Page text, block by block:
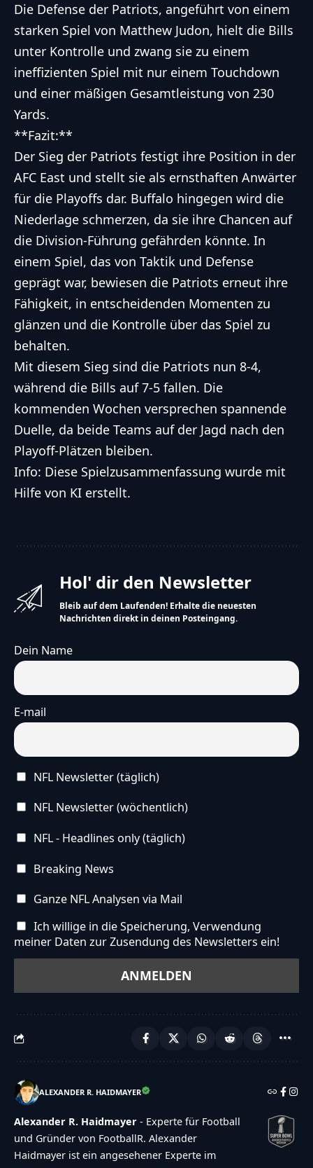
Die Defense der Patriots, angeführt von einem
starken Spiel von Matthew Judon, hielt die Bills
unter Kontrolle und zwang sie zu einem
ineffizienten Spiel mit nur einem Touchdown
und einer mäßigen Gesamtleistung von 230
Yards.
**Fazit:**
Der Sieg der Patriots festigt ihre Position in der
AFC East und stellt sie als ernsthaften Anwärter
für die Playoffs dar. Buffalo hingegen wird die
Niederlage schmerzen, da sie ihre Chancen auf
die Division-Führung gefährden könnte. In
einem Spiel, das von Taktik und Defense
geprägt war, bewiesen die Patriots erneut ihre
Fähigkeit, in entscheidenden Momenten zu
glänzen und die Kontrolle über das Spiel zu
behalten.
Mit diesem Sieg sind die Patriots nun 8-4,
während die Bills auf 7-5 fallen. Die
kommenden Wochen versprechen spannende
Duelle, da beide Teams auf der Jagd nach den
Playoff-Plätzen bleiben.
Info: Diese Spielzusammenfassung wurde mit
Hilfe von KI erstellt.
Hol' dir den Newsletter
Bleib auf dem Laufenden! Erhalte die neuesten
Nachrichten direkt in deinen Posteingang.
Dein Name
E-mail
NFL Newsletter (täglich)
NFL Newsletter (wöchentlich)
NFL - Headlines only (täglich)
Breaking News
Ganze NFL Analysen via Mail
Ich willige in die Speicherung, Verwendung
meiner Daten zur Zusendung des Newsletters ein!
ALEXANDER R. HAIDMAYER
Alexander R. Haidmayer - Experte für Football
und Gründer von FootballR. Alexander
Haidmayer ist ein angesehener Experte im